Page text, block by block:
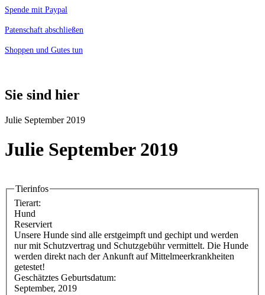
Spende mit Paypal
Patenschaft abschließen
Shoppen und Gutes tun
Sie sind hier
Julie September 2019
Julie September 2019
Tierinfos
Tierart:
Hund
Reserviert
Unsere Hunde sind alle erstgeimpft und gechipt und werden
nur mit Schutzvertrag und Schutzgebühr vermittelt. Die Hunde
werden direkt nach der Ankunft auf Mittelmeerkrankheiten
getestet!
Geschätztes Geburtsdatum:
September, 2019